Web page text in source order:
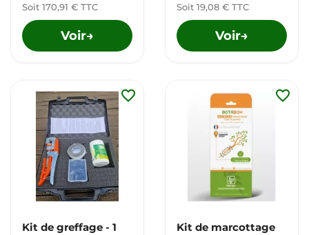
Soit 170,91 € TTC
Voir→
Soit 19,08 € TTC
Voir→
Kit de greffage - 1
favorite_border
Kit de marcottage
favorite_border